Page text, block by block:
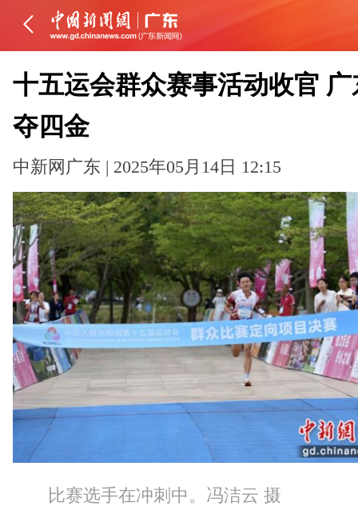
十五运会群众赛事活动收官 广
夺四金
中新网广东 | 2025年05月14日 12:15
比赛选手在冲刺中。冯洁云 摄